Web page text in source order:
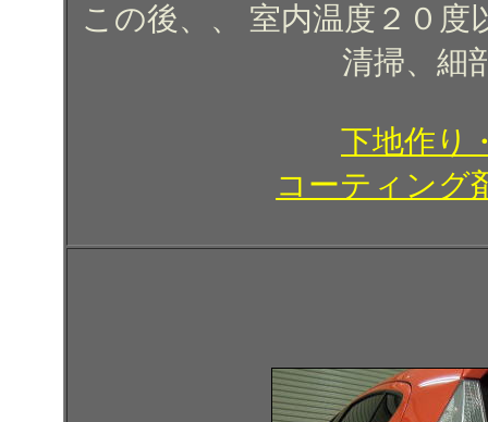
この後、、 室内温度２０
清掃、細
下地作り
コーティング